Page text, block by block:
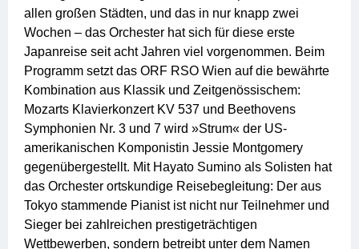
allen großen Städten, und das in nur knapp zwei
Wochen – das Orchester hat sich für diese erste
Japanreise seit acht Jahren viel vorgenommen. Beim
Programm setzt das ORF RSO Wien auf die bewährte
Kombination aus Klassik und Zeitgenössischem:
Mozarts Klavierkonzert KV 537 und Beethovens
Symphonien Nr. 3 und 7 wird »Strum« der US-
amerikanischen Komponistin Jessie Montgomery
gegenübergestellt. Mit Hayato Sumino als Solisten hat
das Orchester ortskundige Reisebegleitung: Der aus
Tokyo stammende Pianist ist nicht nur Teilnehmer und
Sieger bei zahlreichen prestigeträchtigen
Wettbewerben, sondern betreibt unter dem Namen